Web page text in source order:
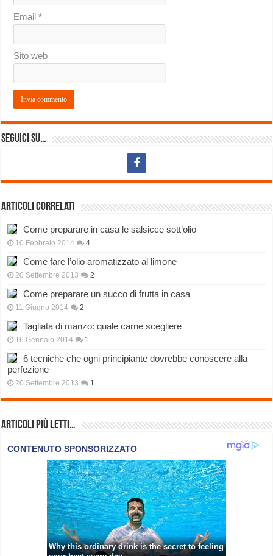
Email*
Sito web
Seguici su…
Articoli correlati
Come preparare in casa le salsicce sott’olio
10 Febbraio 2014 4
Come fare l’olio aromatizzato al limone
20 Settembre 2013 2
Come preparare un succo di frutta in casa
11 Giugno 2014 2
Tagliata di manzo: quale carne scegliere
16 Gennaio 2014 1
6 tecniche che ogni principiante dovrebbe conoscere alla
perfezione
20 Settembre 2013 1
Articoli più Letti…